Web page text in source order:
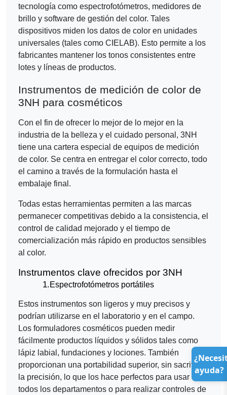
tecnología como espectrofotómetros, medidores de
brillo y software de gestión del color. Tales
dispositivos miden los datos de color en unidades
universales (tales como CIELAB). Esto permite a los
fabricantes mantener los tonos consistentes entre
lotes y líneas de productos.
Instrumentos de medición de color de
3NH para cosméticos
Con el fin de ofrecer lo mejor de lo mejor en la
industria de la belleza y el cuidado personal, 3NH
tiene una cartera especial de equipos de medición
de color. Se centra en entregar el color correcto, todo
el camino a través de la formulación hasta el
embalaje final.
Todas estas herramientas permiten a las marcas
permanecer competitivas debido a la consistencia, el
control de calidad mejorado y el tiempo de
comercialización más rápido en productos sensibles
al color.
Instrumentos clave ofrecidos por 3NH
1.Espectrofotómetros portátiles
Estos instrumentos son ligeros y muy precisos y
podrían utilizarse en el laboratorio y en el campo.
Los formuladores cosméticos pueden medir
fácilmente productos líquidos y sólidos tales como
lápiz labial, fundaciones y lociones. También
proporcionan una portabilidad superior, sin sacrificar
la precisión, lo que los hace perfectos para usar en
todos los departamentos o para realizar controles de
ayuda?